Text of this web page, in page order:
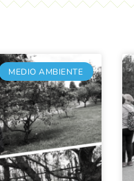
MEDIO AMBIENTE